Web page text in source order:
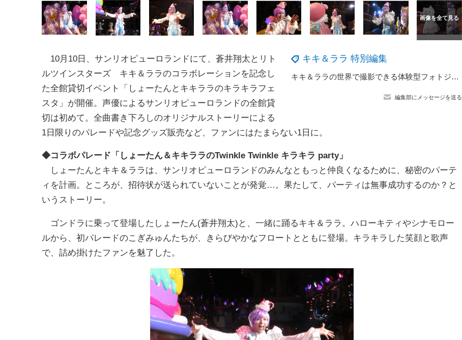
キキ＆ララ 特別編集
キキ＆ララの世界で撮影できる体験型フォトジェニック・アート展が表参道で開催！レセプションパーティには七夕衣装のキキ＆ララ登場
編集部にメッセージを送る
10月10日、サンリオピューロランドにて、蒼井翔太とリト
ルツインスターズ キキ＆ララのコラボレーションを記念し
た全館貸切イベント「しょーたんとキキララのキラキラフェ
スタ」が開催。声優によるサンリオピューロランドの全館貸
切は初めて。全曲書き下ろしのオリジナルストーリーによる
1日限りのパレードや記念グッズ販売など、ファンにはたまらない1日に。
◆コラボパレード「しょーたん＆キキララのTwinkle Twinkle キラキラ party」
しょーたんとキキ＆ララは、サンリオピューロランドのみんなともっと仲良くなるために、秘密のパーテ
ィを計画。ところが、招待状が送られていないことが発覚…。果たして、パーティは無事成功するのか？と
いうストーリー。
ゴンドラに乗って登場したしょーたん(蒼井翔太)と、一緒に踊るキキ＆ララ。ハローキティやシナモロー
ルから、初パレードのこぎみゅんたちが、きらびやかなフロートとともに登場。キラキラした笑顔と歌声
で、詰め掛けたファンを魅了した。